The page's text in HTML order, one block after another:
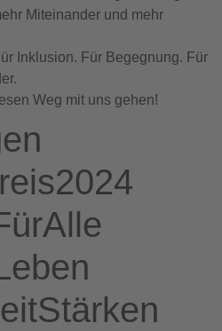
Miteinander und mehr
Inklusion. Für Begegnung. Für
Weg mit uns gehen!